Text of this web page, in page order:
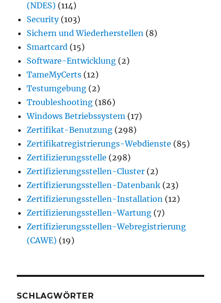
(NDES) (114)
Security(103)
Sichern und Wiederherstellen (8)
Smartcard (15)
Software-Entwicklung (2)
TameMyCerts (12)
Testumgebung (2)
Troubleshooting (186)
Windows Betriebssystem (17)
Zertifikat-Benutzung (298)
Zertifikatregistrierungs-Webdienste (85)
Zertifizierungsstelle (298)
Zertifizierungsstellen-Cluster (2)
Zertifizierungsstellen-Datenbank (23)
Zertifizierungsstellen-Installation (12)
Zertifizierungsstellen-Wartung (7)
Zertifizierungsstellen-Webregistrierung
(CAWE) (19)
SCHLAGWÖRTER